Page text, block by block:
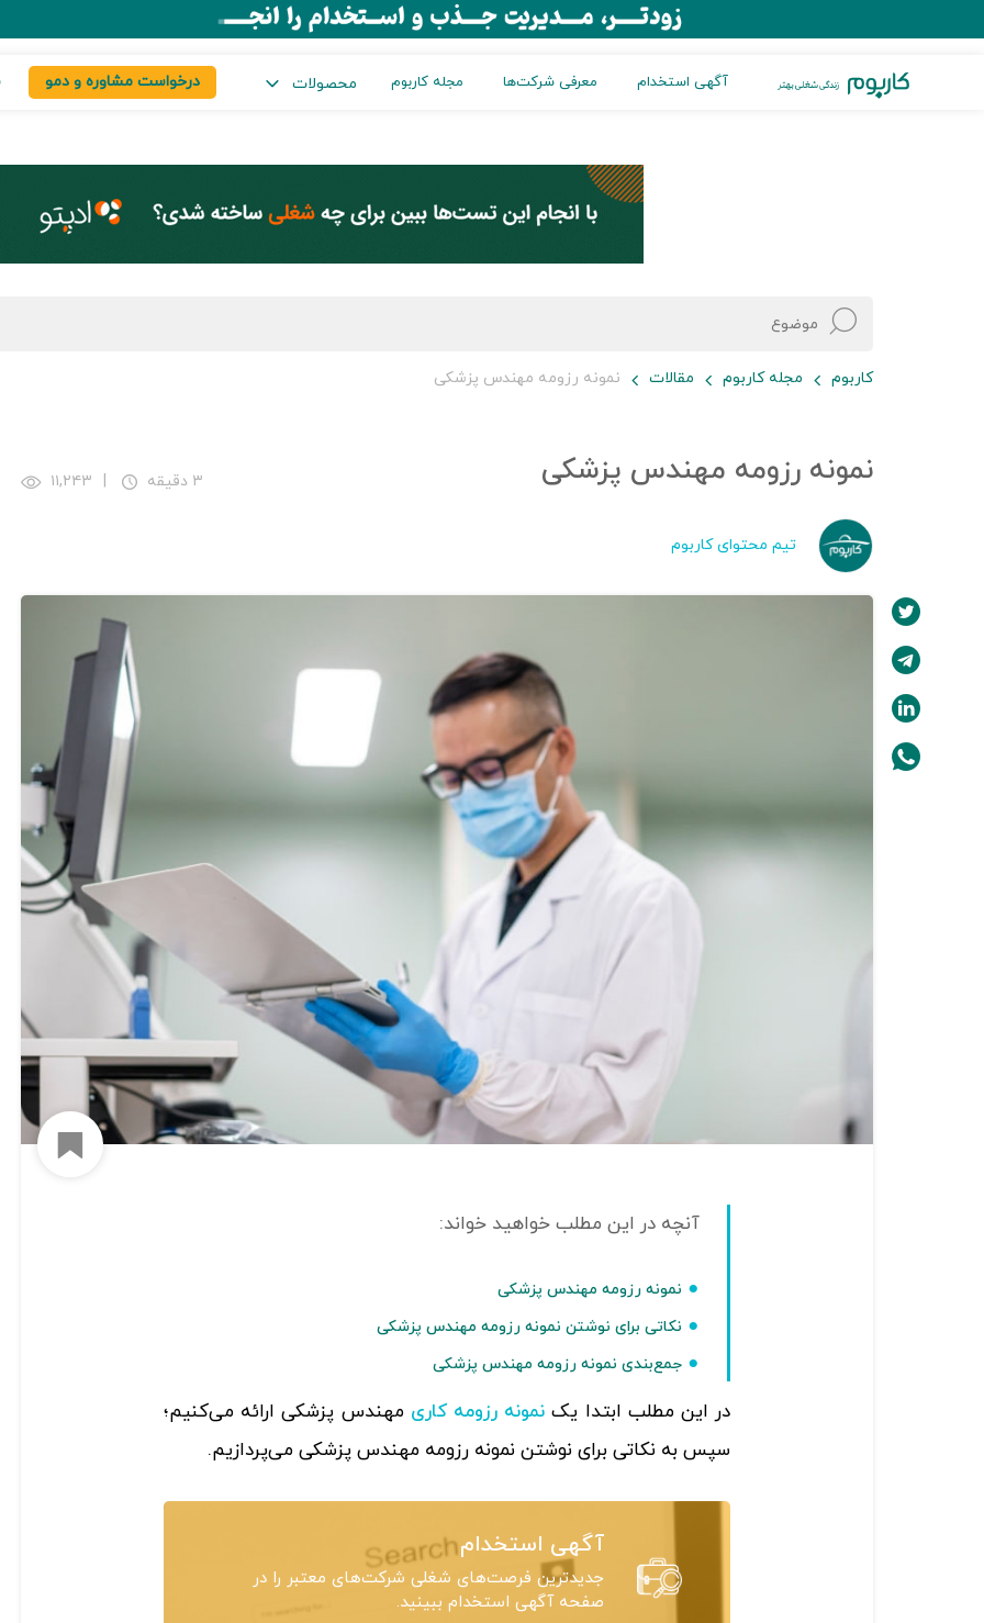
آگهی استخدام معرفی شرکت‌ها مجله کاربوم محصولات درخواست مشاوره و دمو
کاربوم مجله کاربوم مقالات نمونه رزومه مهندس پزشکی
نمونه رزومه مهندس پزشکی ۳ دقیقه | ۱۱,۲۴۳
تیم محتوای کاربوم
نمونه رزومه مهندس پزشکی
نکاتی برای نوشتن نمونه رزومه مهندس پزشکی
جمع‌بندی نمونه رزومه مهندس پزشکی
در این مطلب ابتدا یک نمونه رزومه کاری مهندس پزشکی ارائه می‌کنیم؛
سپس به نکاتی برای نوشتن نمونه رزومه مهندس پزشکی می‌پردازیم.
آگهی استخدام
جدیدترین فرصت‌های شغلی شرکت‌های معتبر را در
صفحه آگهی استخدام ببینید.